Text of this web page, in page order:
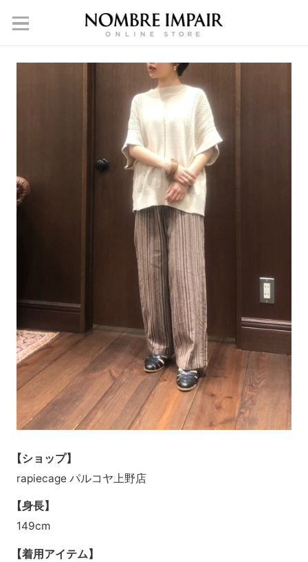
【ショップ】
rapiecage パルコヤ上野店
【身長】
149cm
【着用アイテム】